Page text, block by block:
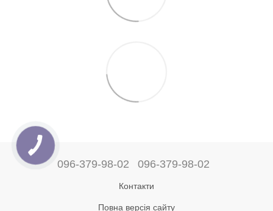
096-379-98-02 096-379-98-02
Контакти
Повна версія сайту